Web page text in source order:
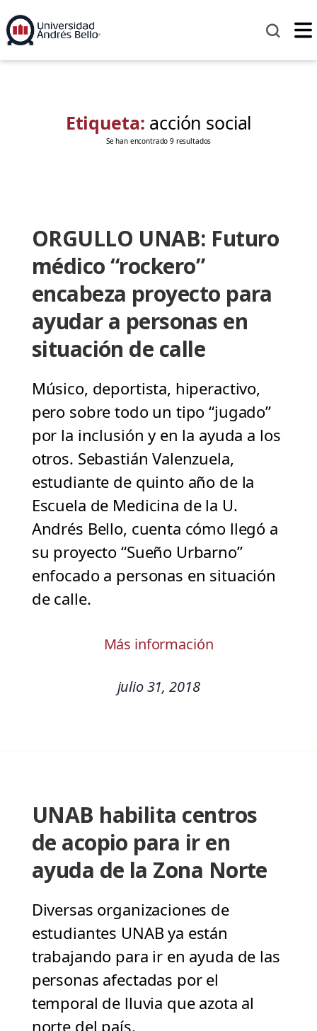
Etiqueta: acción social
Se han encontrado 9 resultados
ORGULLO UNAB: Futuro
médico “rockero”
encabeza proyecto para
ayudar a personas en
situación de calle
Músico, deportista, hiperactivo,
pero sobre todo un tipo “jugado”
por la inclusión y en la ayuda a los
otros. Sebastián Valenzuela,
estudiante de quinto año de la
Escuela de Medicina de la U.
Andrés Bello, cuenta cómo llegó a
su proyecto “Sueño Urbarno”
enfocado a personas en situación
de calle.
Más información
julio 31, 2018
UNAB habilita centros
de acopio para ir en
ayuda de la Zona Norte
Diversas organizaciones de
estudiantes UNAB ya están
trabajando para ir en ayuda de las
personas afectadas por el
temporal de lluvia que azota al
norte del país.